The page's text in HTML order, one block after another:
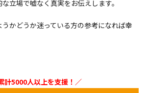
立場で嘘なく真実をお伝えします。
うかどうか迷っている方の参考になれば幸
計5000人以上を支援！／